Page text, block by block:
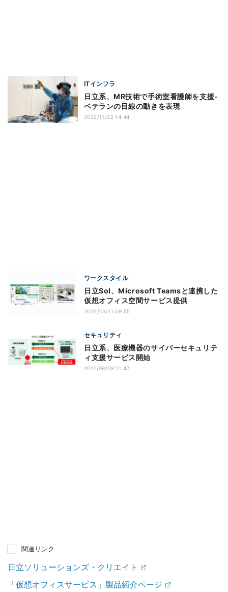
ITインフラ
日立系、MR技術で手術室看護師を支援‐
ベテランの目線の動きを表現
2022/11/22 14:44
ワークスタイル
日立Sol、Microsoft Teamsと連携した
仮想オフィス空間サービス提供
2022/03/11 09:55
セキュリティ
日立系、医療機器のサイバーセキュリテ
ィ支援サービス開始
2021/09/08 11:42
関連リンク
日立ソリューションズ・クリエイト
「仮想オフィスサービス」製品紹介ページ